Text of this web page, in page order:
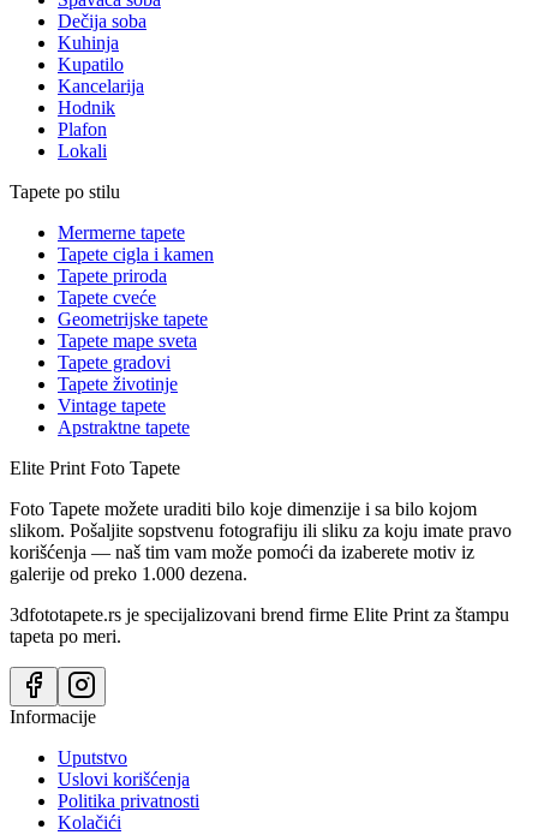
Dečija soba
Kuhinja
Kupatilo
Kancelarija
Hodnik
Plafon
Lokali
Tapete po stilu
Mermerne tapete
Tapete cigla i kamen
Tapete priroda
Tapete cveće
Geometrijske tapete
Tapete mape sveta
Tapete gradovi
Tapete životinje
Vintage tapete
Apstraktne tapete
Elite Print Foto Tapete
Foto Tapete možete uraditi bilo koje dimenzije i sa bilo kojom
slikom. Pošaljite sopstvenu fotografiju ili sliku za koju imate pravo
korišćenja — naš tim vam može pomoći da izaberete motiv iz
galerije od preko 1.000 dezena.
3dfototapete.rs je specijalizovani brend firme Elite Print za štampu
tapeta po meri.
Informacije
Uputstvo
Uslovi korišćenja
Politika privatnosti
Kolačići